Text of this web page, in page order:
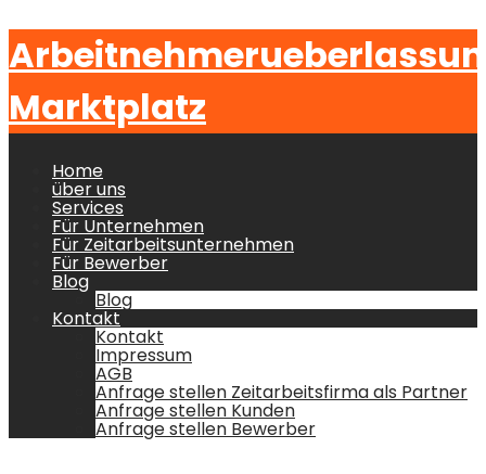
Marktplatz
Home
über uns
Services
Für Unternehmen
Für Zeitarbeitsunternehmen
Für Bewerber
Blog
Blog
Kontakt
Kontakt
Impressum
AGB
Anfrage stellen Zeitarbeitsfirma als Partner
Anfrage stellen Kunden
Anfrage stellen Bewerber